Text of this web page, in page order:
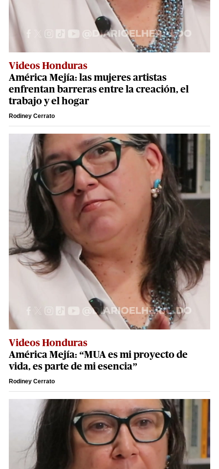
Videos Honduras
América Mejía: las mujeres artistas
enfrentan barreras entre la creación, el
trabajo y el hogar
Rodiney Cerrato
Videos Honduras
América Mejía: “MUA es mi proyecto de
vida, es parte de mi esencia”
Rodiney Cerrato